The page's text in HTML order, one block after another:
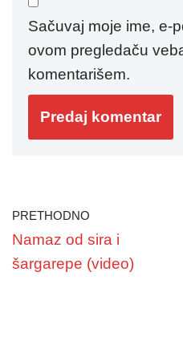
Sačuvaj moje ime, e-
ovom pregledaču
komentarišem.
PRETHODNO
Namaz od sira i
šargarepe (video)